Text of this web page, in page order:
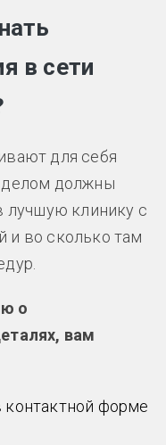
в сети
для себя
должны
лучшую клинику с
и во сколько там
о
вам
форме